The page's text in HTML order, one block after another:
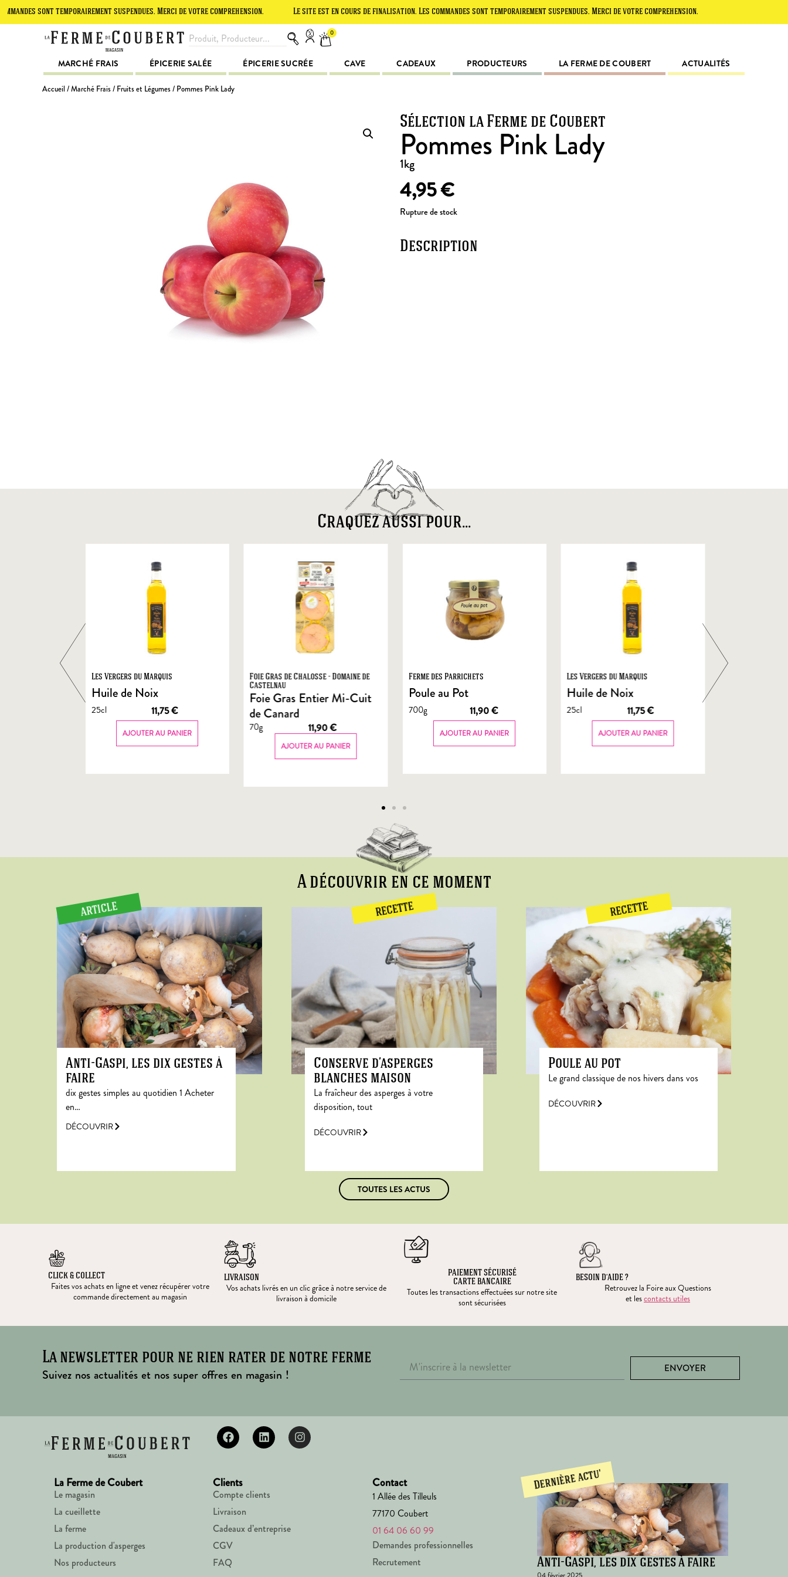
temporairement suspendues. Merci de votre compréhension. Le site est en cours de finalisation. Les commandes sont temporairement suspendues. Merci de votre compréhension.
0
MARCHÉ FRAIS ÉPICERIE SALÉE ÉPICERIE SUCRÉE CAVE CADEAUX PRODUCTEURS LA FERME DE COUBERT ACTUALITÉS
Accueil /Marché Frais/ Fruits et Légumes/ Pommes Pink Lady
Sélection la Ferme de Coubert
Pommes Pink Lady
1kg
4,95€
Rupture de stock
Description
Craquez aussi pour...
Les Vergers du Marquis
Huile de Noix
25cl 11,75€
AJOUTER AU PANIER
Foie Gras de Chalosse - Domaine de
Castelnau
Foie Gras Entier Mi-Cuit
de Canard
70g 11,90€
AJOUTER AU PANIER
Ferme des Parrichets
Poule au Pot
700g 11,90€
AJOUTER AU PANIER
Les Vergers du Marquis
Huile de Noix
25cl 11,75€
AJOUTER AU PANIER
A découvrir en ce moment
ARTICLE
Anti-Gaspi, les dix gestes à
faire
dix gestes simples au quotidien 1 Acheter
en…
DÉCOUVRIR
RECETTE
Conserve d’asperges
blanches maison
La fraîcheur des asperges à votre
disposition, tout
DÉCOUVRIR
RECETTE
Poule au pot
Le grand classique de nos hivers dans vos
DÉCOUVRIR
TOUTES LES ACTUS
CLICK & COLLECT
Faites vos achats en ligne et venez récupérer votre
commande directement au magasin
LIVRAISON
Vos achats livrés en un clic grâce à notre service de
livraison à domicile
PAIEMENT SÉCURISÉ
CARTE BANCAIRE
Toutes les transactions effectuées sur notre site
sont sécurisées
BESOIN D’AIDE ?
Retrouvez la Foire aux Questions
et lescontacts utiles
La newsletter pour ne rien rater de notre ferme
Suivez nos actualités et nos super offres en magasin !
ENVOYER
La Ferme de Coubert
Le magasin
La cueillette
La ferme
La production d'asperges
Nos producteurs
Clients
Compte clients
Livraison
Cadeaux d’entreprise
CGV
FAQ
Contact
1 Allée des Tilleuls
77170 Coubert
01 64 06 60 99
Demandes professionnelles
Recrutement
Anti-Gaspi, les dix gestes à faire
Dernière actu'